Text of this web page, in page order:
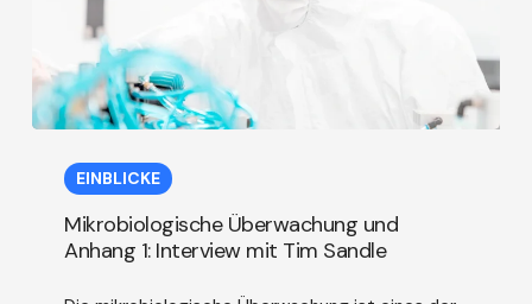
Überwachung
Anhang
Interview
EINBLICKE
Mikrobiologische Überwachung und
Anhang 1: Interview mit Tim Sandle